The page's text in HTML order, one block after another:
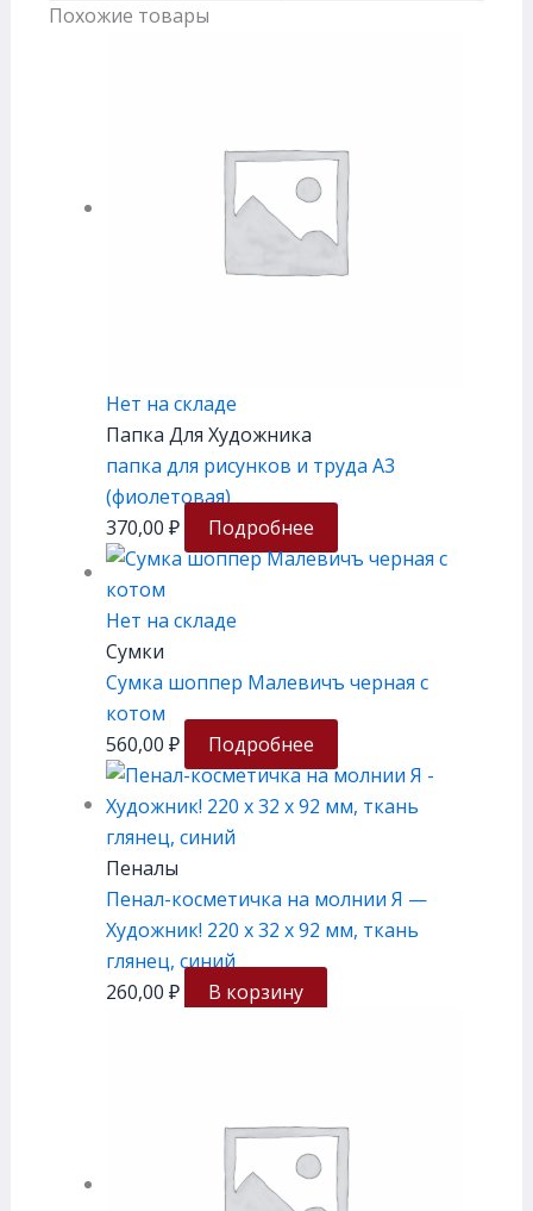
Похожие товары
Нет на складе
Папка Для Художника
папка для рисунков и труда А3
(фиолетовая)
370,00 ₽ Подробнее
Нет на складе
Сумки
Сумка шоппер Малевичъ черная с
котом
560,00 ₽ Подробнее
Пеналы
Пенал-косметичка на молнии Я —
Художник! 220 х 32 х 92 мм, ткань
глянец, синий
260,00 ₽ В корзину